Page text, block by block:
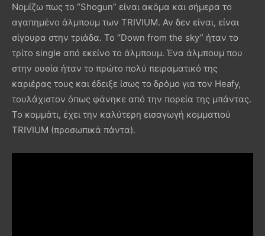
Νομίζω πως το “Shogun” είναι ακόμα και σήμερα το
αγαπημένο άλμπουμ των TRIVIUM. Αν δεν είναι, είναι
σίγουρα στην τριάδα. Το “Down from the sky” ήταν το
τρίτο single από εκείνο το άλμπουμ. Ένα άλμπουμ που
στην ουσία ήταν το πρώτο πολύ πειραματικό της
καριέρας τους και έδειξε ίσως το δρόμο για τον Heafy,
τουλάχιστον όπως φάνηκε από την πορεία της μπάντας.
Το κομμάτι, έχει την καλύτερη εισαγωγή κομματιού
TRIVIUM (προσωπικά πάντα).